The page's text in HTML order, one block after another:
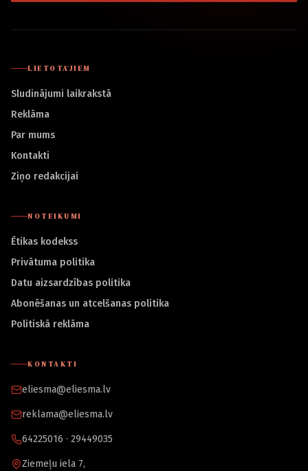
LIETOTĀJIEM
Sludinājumi laikrakstā
Reklāma
Par mums
Kontakti
Ziņo redakcijai
NOTEIKUMI
Ētikas kodekss
Privātuma politika
Datu aizsardzības politika
Abonēšanas un atcelšanas politika
Politiskā reklāma
KONTAKTI
eliesma@eliesma.lv
reklama@eliesma.lv
64225016 · 29449035
Ziemeļu iela 7,